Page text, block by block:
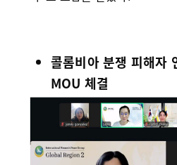
콜롬비아 분쟁 피해자
MOU 체결